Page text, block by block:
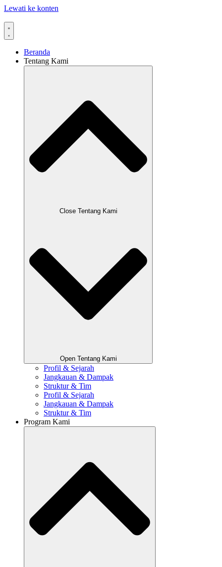
Lewati ke konten
Beranda
Tentang Kami
Close Tentang Kami
Open Tentang Kami
Profil & Sejarah
Jangkauan & Dampak
Struktur & Tim
Profil & Sejarah
Jangkauan & Dampak
Struktur & Tim
Program Kami